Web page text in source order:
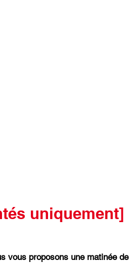
uniquement]
vous proposons une matinée de